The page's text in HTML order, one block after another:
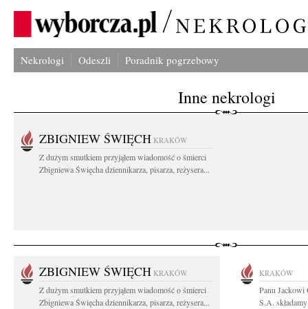
Nekrologi Odeszli Poradnik pogrzebowy
Inne nekrologi
ZBIGNIEW ŚWIĘCH KRAKÓW
Z dużym smutkiem przyjąłem wiadomość o śmierci
Zbigniewa Święcha dziennikarza, pisarza, reżysera...
ZBIGNIEW ŚWIĘCH KRAKÓW
Z dużym smutkiem przyjąłem wiadomość o śmierci
Zbigniewa Święcha dziennikarza, pisarza, reżysera...
KRAKÓW
Panu Jackowi
S.A.